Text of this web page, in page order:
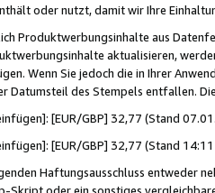
oder nutzt, damit wir Ihre
Produktwerbungsinhalte aus
aktualisieren,
Wenn Sie jedoch die in Ihrer
Datumsteil des Stempels entfallen.
[EUR/GBP] 32,77 (Stand
[EUR/GBP] 32,77 (Stand
Haftungsausschluss entweder
Skript oder ein sonstiges